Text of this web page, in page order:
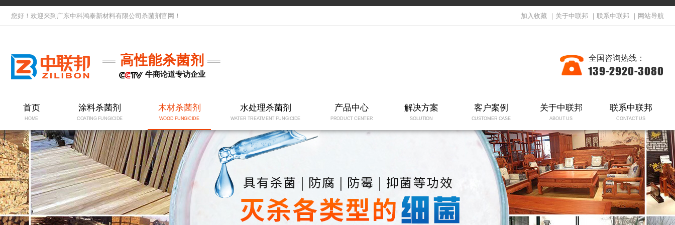
您好！欢迎来到广东中科鸿泰新材料有限公司杀菌剂官网！ 加入收藏 关于中联邦 联系中联邦 网站导航
高性能杀菌剂
牛商论道专访企业
全国咨询热线：
139-2920-3080
首页
HOME
涂料杀菌剂
COATING FUNGICIDE
木材杀菌剂
WOOD FUNGICIDE
水处理杀菌剂
WATER TREATMENT FUNGICIDE
产品中心
PRODUCT CENTER
解决方案
SOLUTION
客户案例
CUSTOMER CASE
关于中联邦
ABOUT US
联系中联邦
CONTACT US